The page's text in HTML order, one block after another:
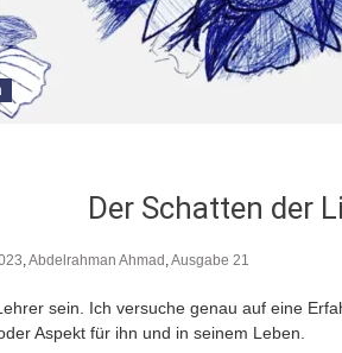
Der Schatten der
Abdelrahman Ahmad Ausgabe 21
sein. Ich versuche genau auf eine
Aspekt für ihn und in seinem Leben.